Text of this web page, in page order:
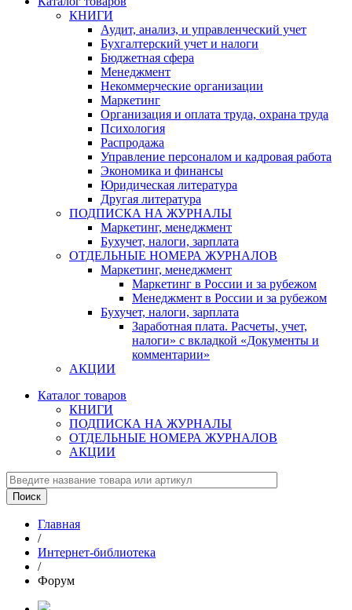
КНИГИ
Аудит, анализ, и управленческий учет
Бухгалтерский учет и налоги
Бюджетная сфера
Менеджмент
Некоммерческие организации
Маркетинг
Организация и оплата труда, охрана труда
Психология
Распродажа
Управление персоналом и кадровая работа
Экономика и финансы
Юридическая литература
Другая литература
ПОДПИСКА НА ЖУРНАЛЫ
Маркетинг, менеджмент
Бухучет, налоги, зарплата
ОТДЕЛЬНЫЕ НОМЕРА ЖУРНАЛОВ
Маркетинг, менеджмент
Маркетинг в России и за рубежом
Менеджмент в России и за рубежом
Бухучет, налоги, зарплата
Заработная плата. Расчеты, учет,
налоги» с вкладкой «Документы и
комментарии»
АКЦИИ
Каталог товаров
КНИГИ
ПОДПИСКА НА ЖУРНАЛЫ
ОТДЕЛЬНЫЕ НОМЕРА ЖУРНАЛОВ
АКЦИИ
Главная
/
Интернет-библиотека
/
Форум